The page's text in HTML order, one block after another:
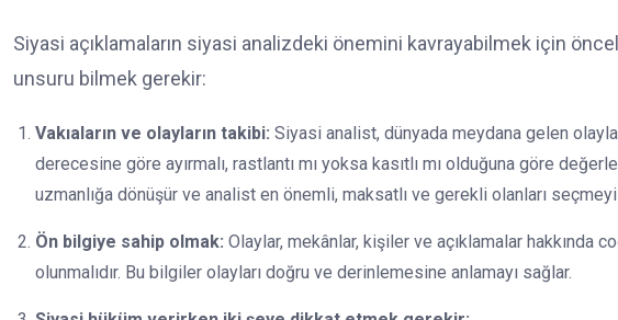
Siyasi açıklamaların siyasi analizdeki önemini kavrayabilmek için
unsuru bilmek gerekir:
Vakıaların ve olayların takibi: Siyasi analist, dünyada meydana gelen
derecesine göre ayırmalı, rastlantı mı yoksa kasıtlı mı olduğuna göre
uzmanlığa dönüşür ve analist en önemli, maksatlı ve gerekli olanları
Ön bilgiye sahip olmak: Olaylar, mekânlar, kişiler ve açıklamalar
olunmalıdır. Bu bilgiler olayları doğru ve derinlemesine anlamayı sağlar.